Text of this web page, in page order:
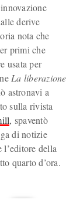
derive
nota che
primi che
usata per
La liberazione
astronavi a
sulla rivista
, spaventò
di notizie
l’editore della
quarto d’ora.